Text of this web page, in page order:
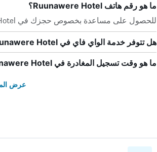
ما هو رقم هاتف Ruunawere Hotel؟
للحصول على مساعدة بخصوص حجزك في Ruunawere Hotel ، يرجى الاتصال على +372 505 1923.
هل تتوفر خدمة الواي فاي في Ruunawere Hotel؟
ما هو وقت تسجيل المغادرة في Ruunawere Hotel؟
عرض